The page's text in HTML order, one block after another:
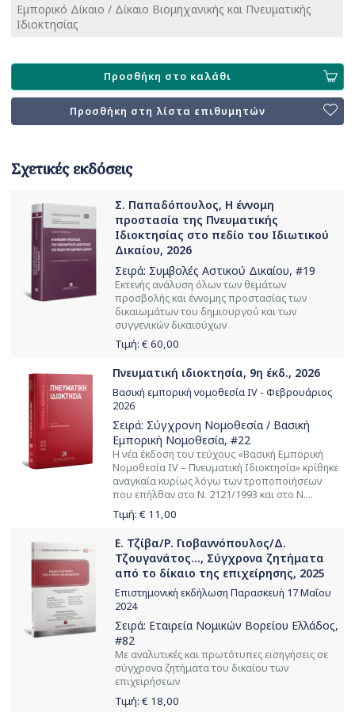
Εμπορικό Δίκαιο / Δίκαιο Βιομηχανικής και Πνευματικής
Ιδιοκτησίας
Προσθήκη στο καλάθι
Προσθήκη στη λίστα επιθυμητών
Σχετικές εκδόσεις
Σ. Παπαδόπουλος, Η έννομη
προστασία της Πνευματικής
Ιδιοκτησίας στο πεδίο του Ιδιωτικού
Δικαίου, 2026
Σειρά: Συμβολές Αστικού Δικαίου, #19
Εκτενής ανάλυση όλων των θεμάτων
προσβολής και έννομης προστασίας των
δικαιωμάτων του δημιουργού και των
συγγενικών δικαιούχων
Τιμή: € 60,00
Πνευματική ιδιοκτησία, 9η έκδ., 2026
Βασική εμπορική νομοθεσία IV - Φεβρουάριος
2026
Σειρά: Σύγχρονη Νομοθεσία / Βασική
Εμπορική Νομοθεσία, #22
Η νέα έκδοση του τεύχους «Βασική Εμπορική
Νομοθεσία ΙV – Πνευματική Ιδιοκτησία» κρίθηκε
αναγκαία κυρίως λόγω των τροποποιήσεων
που επήλθαν στο Ν. 2121/1993 και στο Ν....
Τιμή: € 11,00
Ε. Τζίβα/Ρ. Γιοβαννόπουλος/Δ.
Τζουγανάτος..., Σύγχρονα ζητήματα
από το δίκαιο της επιχείρησης, 2025
Επιστημονική εκδήλωση Παρασκευή 17 Μαΐου
2024
Σειρά: Εταιρεία Νομικών Βορείου Ελλάδος,
#82
Με αναλυτικές και πρωτότυπες εισηγήσεις σε
σύγχρονα ζητήματα του δικαίου των
επιχειρήσεων
Τιμή: € 18,00